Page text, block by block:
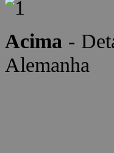
Acima -
Alemanha